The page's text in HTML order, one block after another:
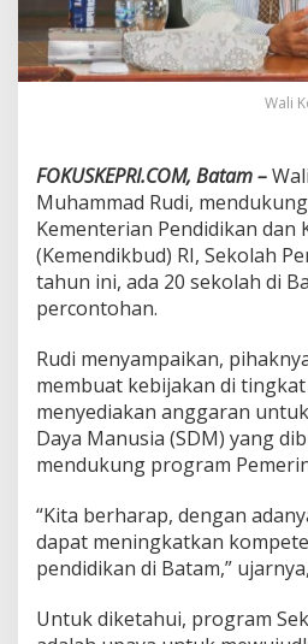
r
o
g
r
e
m
e
n
d
i
k
d
R
I
S
e
k
l
a
h
P
n
Wali
FOKUSKEPRI.COM, Batam –
Muhammad Rudi,
Kementerian Pendidikan dan
(Kemendikbud) RI, Sekolah
tahun ini, ada 20 sekolah di
percontohan.
Rudi menyampaikan,
membuat kebijakan di
menyediakan anggaran
Daya Manusia (SDM) yang
mendukung program
“Kita berharap, dengan
dapat meningkatkan
pendidikan di Batam,”
Untuk diketahui, program